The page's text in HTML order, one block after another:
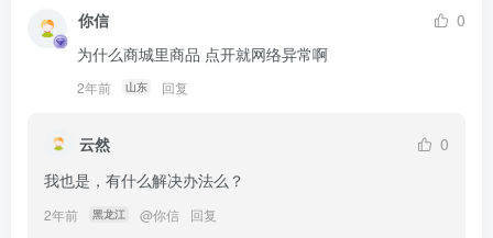
你信
0
为什么商城里商品 点开就网络异常啊
2年前 山东 回复
云然
0
我也是，有什么解决办法么？
2年前 黑龙江 @你信 回复